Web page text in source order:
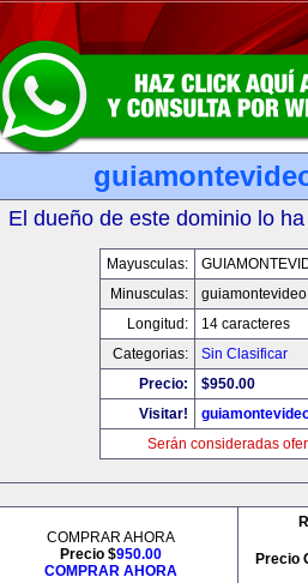
El dueño de este dominio lo
Mayusculas:
Minusculas:
Longitud:
14 caracteres
Categorias:
Sin Clasificar
Precio:
$950.00
Visitar!
Serán consideradas
COMPRAR AHORA
Precio $950.00
COMPRAR AHORA
Precio